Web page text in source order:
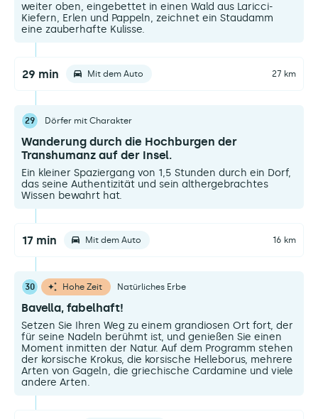
weiter oben, eingebettet in einen Wald aus Laricci-
Kiefern, Erlen und Pappeln, zeichnet ein Staudamm
eine zauberhafte Kulisse.
29 min Mit dem Auto 27 km
29 Dörfer mit Charakter
Wanderung durch die Hochburgen der
Transhumanz auf der Insel.
Ein kleiner Spaziergang von 1,5 Stunden durch ein Dorf,
das seine Authentizität und sein althergebrachtes
Wissen bewahrt hat.
17 min Mit dem Auto 16 km
30 Hohe Zeit Natürliches Erbe
Bavella, fabelhaft!
Setzen Sie Ihren Weg zu einem grandiosen Ort fort, der
für seine Nadeln berühmt ist, und genießen Sie einen
Moment inmitten der Natur. Auf dem Programm stehen
der korsische Krokus, die korsische Helleborus, mehrere
Arten von Gageln, die griechische Cardamine und viele
andere Arten.